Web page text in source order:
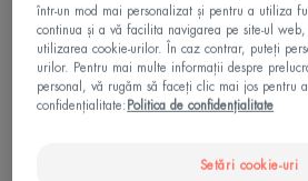
Ideal pentru
Adulti
Piele uscata - Piele sensibila
într-un mod mai personalizat și pentru a utiliza
continua și a vă facilita navigarea pe site-ul
utilizarea cookie-urilor. În caz contrar, puteți
urilor. Pentru mai multe informații despre
personal, vă rugăm să faceți clic mai jos pentru
confidențialitate: Politica de confidențialitate
Setări cookie-uri